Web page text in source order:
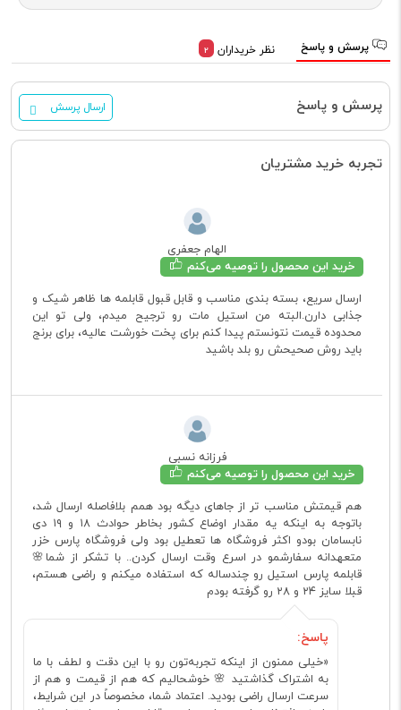
پرسش و پاسخ نظر خریداران 2
پرسش و پاسخ ارسال پرسش
تجربه خرید مشتریان
الهام جعفری
خرید این محصول را توصیه می‌کنم
ارسال سریع، بسته بندی مناسب و قابل قبول قابلمه ها ظاهر شیک و
جذابی دارن.البته من استیل مات رو ترجیح میدم، ولی تو این
محدوده قیمت نتونستم پیدا کنم برای پخت خورشت عالیه، برای برنج
باید روش صحیحش رو بلد باشید
فرزانه نسبی
خرید این محصول را توصیه می‌کنم
هم قیمتش مناسب تر از جاهای دیگه بود همم بلافاصله ارسال شد،
باتوجه به اینکه یه مقدار اوضاع کشور بخاطر حوادث ۱۸ و ۱۹ دی
نابسامان بود‌و اکثر فروشگاه ها تعطیل بود ولی فروشگاه پارس خزر
متعهدانه سفارشمو در اسرع وقت ارسال کردن.. با تشکر از شما🌸
قابلمه پارس استیل رو چندساله که استفاده میکنم و راضی هستم،
قبلا سایز ۲۴ و ۲۸ رو گرفته بودم
پاسخ:
«خیلی ممنون از اینکه تجربه‌تون رو با این دقت و لطف با ما
به اشتراک گذاشتید 🌸 خوشحالیم که هم از قیمت و هم از
سرعت ارسال راضی بودید. اعتماد شما، مخصوصاً در این شرایط،